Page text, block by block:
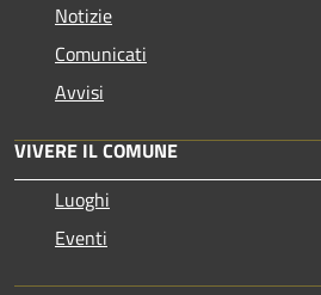
Notizie
Comunicati
Avvisi
VIVERE IL COMUNE
Luoghi
Eventi